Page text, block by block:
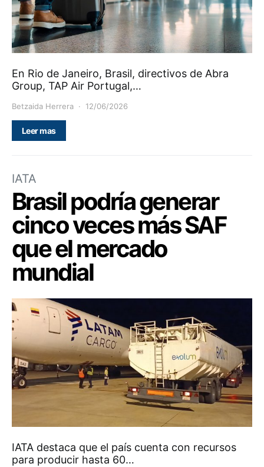
En Rio de Janeiro, Brasil, directivos de Abra
Group, TAP Air Portugal,…
Betzaida Herrera 12/06/2026
Leer mas
IATA
Brasil podría generar
cinco veces más SAF
que el mercado
mundial
IATA destaca que el país cuenta con recursos
para producir hasta 60…